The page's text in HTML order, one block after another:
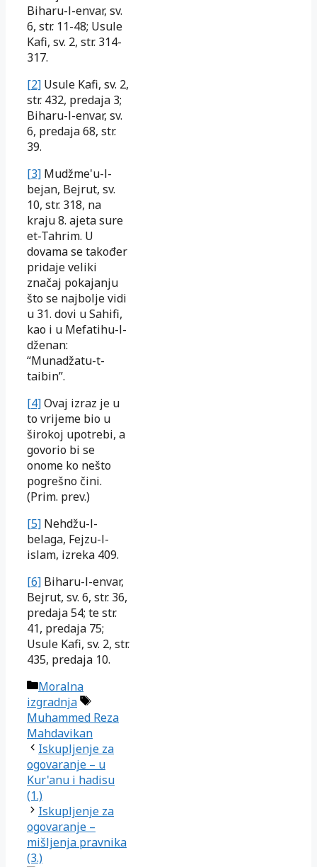
Biharu-l-envar, sv.
6, str. 11-48; Usule
Kafi, sv. 2, str. 314-
317.
[2] Usule Kafi, sv. 2,
str. 432, predaja 3;
Biharu-l-envar, sv.
6, predaja 68, str.
39.
[3] Mudžme'u-l-
bejan, Bejrut, sv.
10, str. 318, na
kraju 8. ajeta sure
et-Tahrim. U
dovama se također
pridaje veliki
značaj pokajanju
što se najbolje vidi
u 31. dovi u Sahifi,
kao i u Mefatihu-l-
dženan:
“Munadžatu-t-
taibin”.
[4]Ovaj izraz je u
to vrijeme bio u
širokoj upotrebi, a
govorio bi se
onome ko nešto
pogrešno čini.
(Prim. prev.)
[5] Nehdžu-l-
belaga, Fejzu-l-
islam, izreka 409.
[6] Biharu-l-envar,
Bejrut, sv. 6, str. 36,
predaja 54; te str.
41, predaja 75;
Usule Kafi, sv. 2, str.
435, predaja 10.
Kategorije
Moralna
izgradnja
Oznake
Muhammed Reza
Mahdavikan
Iskupljenje za
ogovaranje – u
Kur'anu i hadisu
(1.)
Iskupljenje za
ogovaranje –
mišljenja pravnika
(3.)